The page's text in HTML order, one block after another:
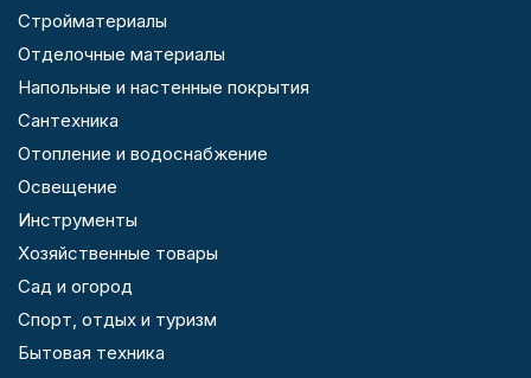
Стройматериалы
Отделочные материалы
Напольные и настенные покрытия
Сантехника
Отопление и водоснабжение
Освещение
Инструменты
Хозяйственные товары
Сад и огород
Спорт, отдых и туризм
Бытовая техника